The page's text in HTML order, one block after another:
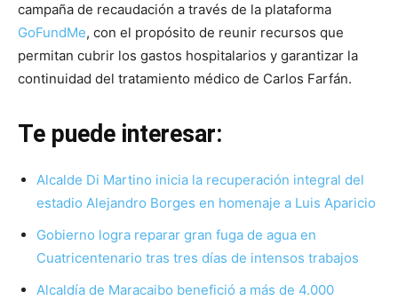
campaña de recaudación a través de la plataforma
GoFundMe, con el propósito de reunir recursos que
permitan cubrir los gastos hospitalarios y garantizar la
continuidad del tratamiento médico de Carlos Farfán.
Te puede interesar:
Alcalde Di Martino inicia la recuperación integral del
estadio Alejandro Borges en homenaje a Luis Aparicio
Gobierno logra reparar gran fuga de agua en
Cuatricentenario tras tres días de intensos trabajos
Alcaldía de Maracaibo benefició a más de 4.000